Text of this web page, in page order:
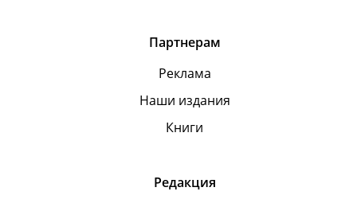
Партнерам
Реклама
Наши издания
Книги
Редакция